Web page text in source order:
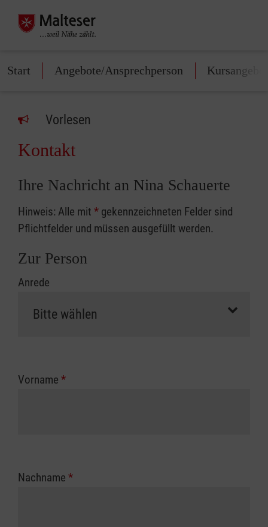
Start Angebote/Ansprechperson Kursangebot
Vorlesen
Kontakt
Ihre Nachricht an Nina Schauerte
Hinweis: Alle mit * gekennzeichneten Felder sind
Pflichtfelder und müssen ausgefüllt werden.
Zur Person
Anrede
Vorname *
Nachname *